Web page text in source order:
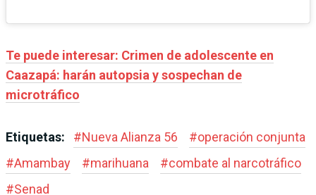
Te puede interesar: Crimen de adolescente en
Caazapá: harán autopsia y sospechan de
microtráfico
Etiquetas: #Nueva Alianza 56 #operación conjunta
#Amambay #marihuana #combate al narcotráfico
#Senad